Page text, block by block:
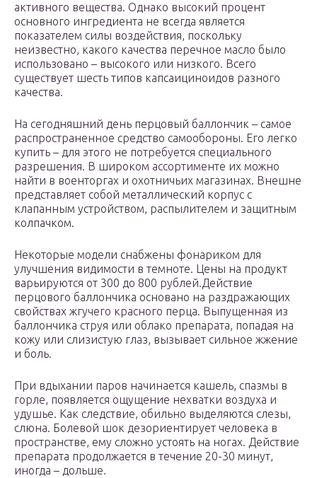
активного вещества. Однако высокий процент
основного ингредиента не всегда является
показателем силы воздействия, поскольку
неизвестно, какого качества перечное масло было
использовано – высокого или низкого. Всего
существует шесть типов капсаициноидов разного
качества.
На сегодняшний день перцовый баллончик – самое
распространенное средство самообороны. Его легко
купить – для этого не потребуется специального
разрешения. В широком ассортименте их можно
найти в военторгах и охотничьих магазинах. Внешне
представляет собой металлический корпус с
клапанным устройством, распылителем и защитным
колпачком.
Некоторые модели снабжены фонариком для
улучшения видимости в темноте. Цены на продукт
варьируются от 300 до 800 рублей.Действие
перцового баллончика основано на раздражающих
свойствах жгучего красного перца. Выпущенная из
баллончика струя или облако препарата, попадая на
кожу или слизистую глаз, вызывает сильное жжение
и боль.
При вдыхании паров начинается кашель, спазмы в
горле, появляется ощущение нехватки воздуха и
удушье. Как следствие, обильно выделяются слезы,
слюна. Болевой шок дезориентирует человека в
пространстве, ему сложно устоять на ногах. Действие
препарата продолжается в течение 20-30 минут,
иногда – дольше.